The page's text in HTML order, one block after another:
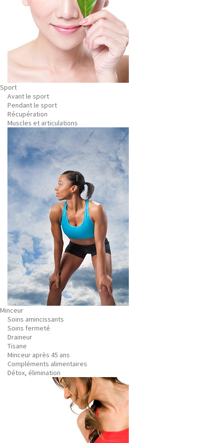
Sport
Avant le sport
Pendant le sport
Récupération
Muscles et articulations
Minceur
Soins amincissants
Soins fermeté
Draineur
Tisane
Minceur après 45 ans
Compléments alimentaires
Détox, élimination